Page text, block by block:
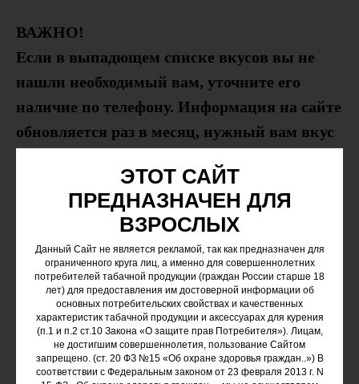
ЭТОТ САЙТ
ПРЕДНАЗНАЧЕН ДЛЯ
ВЗРОСЛЫХ
Данный Сайт не является рекламой, так как предназначен для
ограниченного круга лиц, а именно для совершеннолетних
потребителей табачной продукции (граждан России старше 18
лет) для предоставления им достоверной информации об
основных потребительских свойствах и качественных
характеристик табачной продукции и аксессуарах для курения
(п.1 и п.2 ст.10 Закона «О защите прав Потребителя»). Лицам,
не достигшим совершеннолетия, пользование Сайтом
запрещено. (ст. 20 ФЗ №15 «Об охране здоровья граждан..») В
соответствии с Федеральным законом от 23 февраля 2013 г. N
ВАЖНО!
Если в выпадющем списке вкусов вы не
нашли необходимый вам, уточните его
наличие по телефону. Информация на сайте
обновляется раз в месяц, нужный вам вкус
Крепость: Высокая (Rare)
Описание:
Купить Табак для кальяна Dark Side Sabotage (
Дарк Сайд Саботаж) в большом ассортименте
можно приобрести в Ростове-на-Дону. Данная
линейка наконец реализовала самую высокую
крепость у дарк сайда, дав возможность